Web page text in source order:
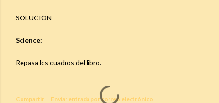
SOLUCIÓN
Science:
Repasa los cuadros del libro.
Compartir
Enviar entrada por correo electrónico